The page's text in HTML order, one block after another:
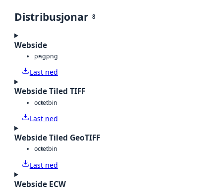
Distribusjonar 8
Webside
pngpng
Last ned
Webside Tiled TIFF
octetbin
Last ned
Webside Tiled GeoTIFF
octetbin
Last ned
Webside ECW